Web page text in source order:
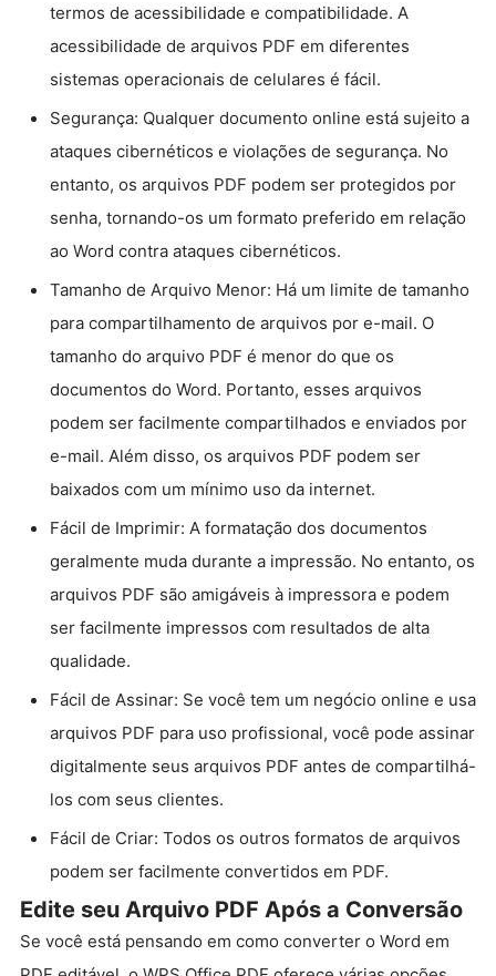
termos de acessibilidade e compatibilidade. A
acessibilidade de arquivos PDF em diferentes
sistemas operacionais de celulares é fácil.
Segurança: Qualquer documento online está sujeito a
ataques cibernéticos e violações de segurança. No
entanto, os arquivos PDF podem ser protegidos por
senha, tornando-os um formato preferido em relação
ao Word contra ataques cibernéticos.
Tamanho de Arquivo Menor: Há um limite de tamanho
para compartilhamento de arquivos por e-mail. O
tamanho do arquivo PDF é menor do que os
documentos do Word. Portanto, esses arquivos
podem ser facilmente compartilhados e enviados por
e-mail. Além disso, os arquivos PDF podem ser
baixados com um mínimo uso da internet.
Fácil de Imprimir: A formatação dos documentos
geralmente muda durante a impressão. No entanto, os
arquivos PDF são amigáveis à impressora e podem
ser facilmente impressos com resultados de alta
qualidade.
Fácil de Assinar: Se você tem um negócio online e usa
arquivos PDF para uso profissional, você pode assinar
digitalmente seus arquivos PDF antes de compartilhá-
los com seus clientes.
Fácil de Criar: Todos os outros formatos de arquivos
podem ser facilmente convertidos em PDF.
Edite seu Arquivo PDF Após a Conversão
Se você está pensando em como converter o Word em